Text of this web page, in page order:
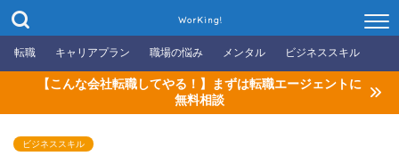
WorKing!
転職 キャリアプラン 職場の悩み メンタル ビジネススキル
【こんな会社転職してやる！】まずは転職エージェントに
無料相談
ビジネススキル